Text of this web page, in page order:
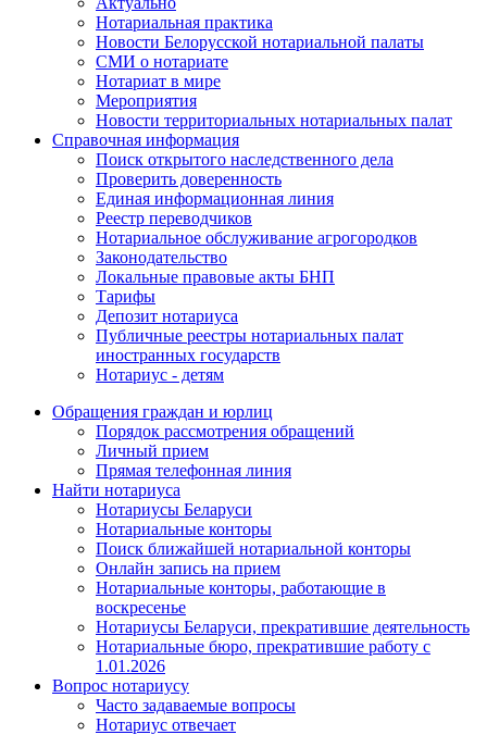
Нотариальная практика
Новости Белорусской нотариальной палаты
СМИ о нотариате
Нотариат в мире
Мероприятия
Новости территориальных нотариальных палат
Справочная информация
Поиск открытого наследственного дела
Проверить доверенность
Единая информационная линия
Реестр переводчиков
Нотариальное обслуживание агрогородков
Законодательство
Локальные правовые акты БНП
Тарифы
Депозит нотариуса
Публичные реестры нотариальных палат
иностранных государств
Нотариус - детям
Обращения граждан и юрлиц
Порядок рассмотрения обращений
Личный прием
Прямая телефонная линия
Найти нотариуса
Нотариусы Беларуси
Нотариальные конторы
Поиск ближайшей нотариальной конторы
Онлайн запись на прием
Нотариальные конторы, работающие в
воскресенье
Нотариусы Беларуси, прекратившие деятельность
Нотариальные бюро, прекратившие работу с
1.01.2026
Вопрос нотариусу
Часто задаваемые вопросы
Нотариус отвечает